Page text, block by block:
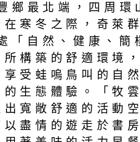
最北端，四周環
寒冬之際，奇萊
自然、健康、簡
構築的舒適環境
受蛙嗚鳥叫的自
生態體驗。「牧
寬敞舒適的活動
盡情的遊走於書